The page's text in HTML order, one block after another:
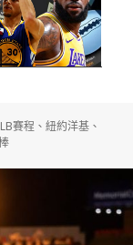
賽程 、紐約洋基 、